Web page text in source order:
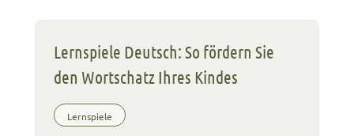
Lernspiele Deutsch: So fördern Sie
den Wortschatz Ihres Kindes
Lernspiele